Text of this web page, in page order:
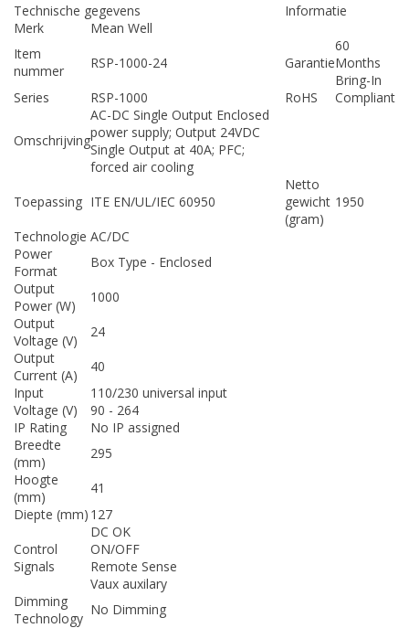
Technische gegevens
Informatie
Merk
Mean Well
Item
nummer
RSP-1000-24 Garantie
60
Months
Bring-In
Series
RSP-1000 RoHS Compliant
Omschrijving
AC-DC Single Output Enclosed
power supply; Output 24VDC
Single Output at 40A; PFC;
forced air cooling
Toepassing ITE EN/UL/IEC 60950
Netto
gewicht
(gram)
1950
Technologie AC/DC
Power
Format
Box Type - Enclosed
Output
Power (W)
1000
Output
Voltage (V)
24
Output
Current (A)
40
Input
Voltage (V)
110/230 universal input
90 - 264
IP Rating
No IP assigned
Breedte
(mm)
295
Hoogte
(mm)
41
Diepte (mm) 127
Control
Signals
DC OK
ON/OFF
Remote Sense
Vaux auxilary
Dimming
Technology
No Dimming